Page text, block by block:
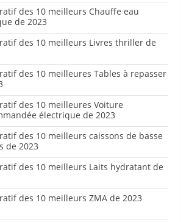
des 10 meilleurs Chauffe eau
de 2023
des 10 meilleurs Livres thriller de
des 10 meilleures Tables à repasser
des 10 meilleures Voiture
électrique de 2023
des 10 meilleurs caissons de basse
de 2023
des 10 meilleurs Laits hydratant de
des 10 meilleurs ZMA de 2023